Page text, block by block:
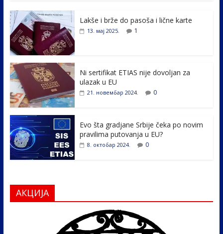
e
b
o
o
k
itt
er e
er ar
e
Lakše i brže do pasoša i lične karte
13. мај 2025. 1
Ni sertifikat ETIAS nije dovoljan za
ulazak u EU
21. новембар 2024. 0
Evo šta gradjane Srbije čeka po novim
pravilima putovanja u EU?
8. октобар 2024. 0
АКЦИЈА